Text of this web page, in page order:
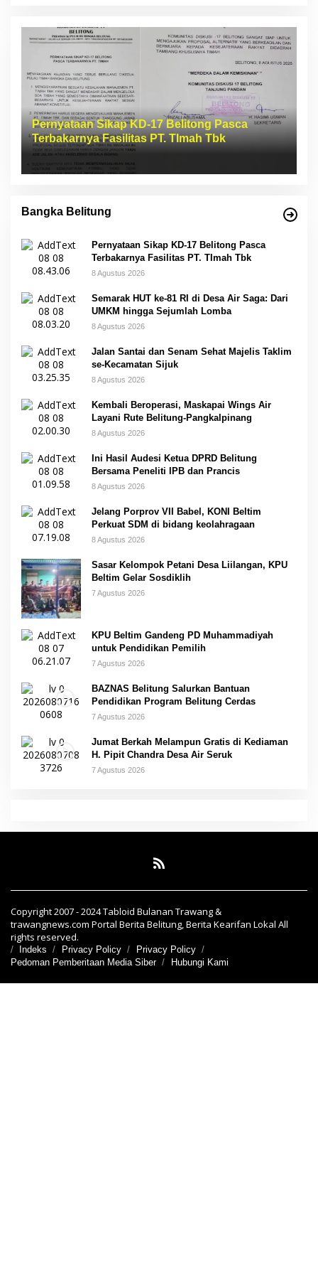
Pernyataan Sikap KD-17 Belitong Pasca
Terbakarnya Fasilitas PT. TImah Tbk
Bangka Belitung
Pernyataan Sikap KD-17 Belitong Pasca
Terbakarnya Fasilitas PT. TImah Tbk
8 Agustus 2026
Semarak HUT ke-81 RI di Desa Air Saga: Dari
UMKM hingga Sejumlah Lomba
8 Agustus 2026
Jalan Santai dan Senam Sehat Majelis Taklim
se-Kecamatan Sijuk
8 Agustus 2026
Kembali Beroperasi, Maskapai Wings Air
Layani Rute Belitung-Pangkalpinang
8 Agustus 2026
Ini Hasil Audesi Ketua DPRD Belitung
Bersama Peneliti IPB dan Prancis
8 Agustus 2026
Jelang Porprov VII Babel, KONI Beltim
Perkuat SDM di bidang keolahragaan
8 Agustus 2026
Sasar Kelompok Petani Desa Liilangan, KPU
Beltim Gelar Sosdiklih
7 Agustus 2026
KPU Beltim Gandeng PD Muhammadiyah
untuk Pendidikan Pemilih
7 Agustus 2026
BAZNAS Belitung Salurkan Bantuan
Pendidikan Program Belitung Cerdas
7 Agustus 2026
Jumat Berkah Melampun Gratis di Kediaman
H. Pipit Chandra Desa Air Seruk
7 Agustus 2026
Copyright 2007 - 2024 Tabloid Bulanan Trawang &
trawangnews.com Portal Berita Belitung, Berita Kearifan Lokal All
rights reserved.
Indeks Privacy Policy
Privacy Policy
Pedoman Pemberitaan Media Siber
Hubungi Kami